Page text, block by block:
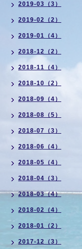
2019-03（3）
2019-02（2）
2019-01（4）
2018-12（2）
2018-11（4）
2018-10（2）
2018-09（4）
2018-08（5）
2018-07（3）
2018-06（4）
2018-05（4）
2018-04（3）
2018-03（4）
2018-02（4）
2018-01（2）
2017-12（3）